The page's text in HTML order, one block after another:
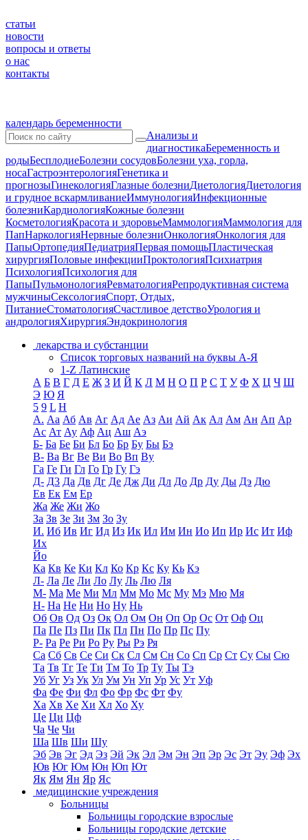
статьи
новости
вопросы и ответы
о нас
контакты
календарь беременности
Анализы и
диагностикаБеременность и
родыБесплодиеБолезни сосудовБолезни уха, горла,
носаГастроэнтерологияГенетика и
прогнозыГинекологияГлазные болезниДиетологияДиетология
и грудное вскармливаниеИммунологияИнфекционные
болезниКардиологияКожные болезни
КосметологияКрасота и здоровьеМаммологияМаммология для
ПапНаркологияНервные болезниОнкологияОнкология для
ПапыОртопедияПедиатрияПервая помощьПластическая
хирургияПоловые инфекцииПроктологияПсихиатрия
ПсихологияПсихология для
ПапыПульмонологияРевматологияРепродуктивная система
мужчиныСексологияСпорт, Отдых,
ПитаниеСтоматологияСчастливое детствоУрология и
андрологияХирургияЭндокринология
лекарства и субстанции
Список торговых названий на буквы А-Я
1-Z Латинские
А Б В Г Д Е Ж З И Й К Л М Н О П Р С Т У Ф Х Ц Ч Ш
Э Ю Я
5 9 L H
А. Аа Аб Ав Аг Ад Ае Аз Аи Ай Ак Ал Ам Ан Ап Ар
Ас Ат Ау Аф Ац Аш Аэ
Б- Ба Бе Би Бл Бо Бр Бу Бы Бэ
В- Ва Вг Ве Ви Во Вп Ву
Га Ге Ги Гл Го Гр Гу Гэ
Д- Д3 Да Дв Дг Де Дж Ди Дл До Др Ду Ды Дэ Дю
Ев Ек Ем Ер
Жа Же Жи Жо
За Зв Зе Зи Зм Зо Зу
И. Иб Ив Иг Ид Из Ик Ил Им Ин Ио Ип Ир Ис Ит Иф
Их
Йо
Ка Кв Ке Ки Кл Ко Кр Кс Ку Кь Кэ
Л- Ла Ле Ли Ло Лу Ль Лю Ля
М- Ма Ме Ми Мл Мм Мо Мс Му Мэ Мю Мя
Н- На Не Ни Но Ну Нь
Об Ов Од Оз Ок Ол Ом Он Оп Ор Ос От Оф Оц
Па Пе Пз Пи Пк Пл Пн По Пр Пс Пу
Р- Ра Ре Ри Ро Ру Ры Рэ Ря
Са Сб Св Се Си Ск Сл См Сн Со Сп Ср Ст Су Сы Сю
Та Тв Тг Те Ти Тм То Тр Ту Ты Тэ
Уб Уг Уз Ук Ул Ум Ун Уп Ур Ус Ут Уф
Фа Фе Фи Фл Фо Фр Фс Фт Фу
Ха Хв Хе Хи Хл Хо Ху
Це Ци Цф
Ча Че Чи
Ша Шв Ши Шу
Эб Эв Эг Эд Эз Эй Эк Эл Эм Эн Эп Эр Эс Эт Эу Эф Эх
Юв Юг Юм Юн Юп Ют
Як Ям Ян Яр Яс
медицинские учреждения
Больницы
Больницы городские взрослые
Больницы городские детские